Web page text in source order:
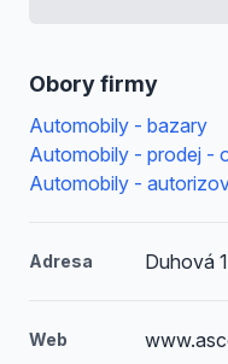
Obory firmy
Automobily - bazary
Automobily - prodej -
Automobily -
Adresa Duhová
Web